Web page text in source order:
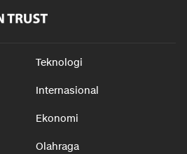
Teknologi
Internasional
Ekonomi
Olahraga